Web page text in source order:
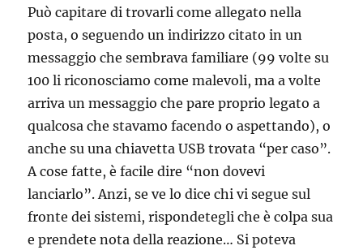
Può capitare di trovarli come allegato nella
posta, o seguendo un indirizzo citato in un
messaggio che sembrava familiare (99 volte su
100 li riconosciamo come malevoli, ma a volte
arriva un messaggio che pare proprio legato a
qualcosa che stavamo facendo o aspettando), o
anche su una chiavetta USB trovata “per caso”.
A cose fatte, è facile dire “non dovevi
lanciarlo”. Anzi, se ve lo dice chi vi segue sul
fronte dei sistemi, rispondetegli che è colpa sua
e prendete nota della reazione… Si poteva